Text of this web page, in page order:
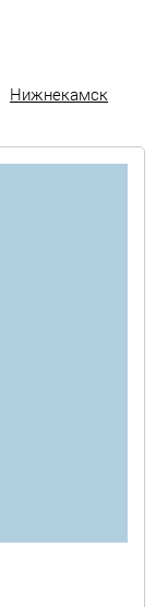
Нижнекамск